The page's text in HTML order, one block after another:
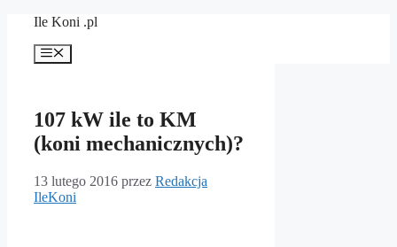
PrzejdźIle Koni .pl
Menu
107 kW ile to KM
(koni mechanicznych)?
13 lutego 2016 przez Redakcja
IleKoni